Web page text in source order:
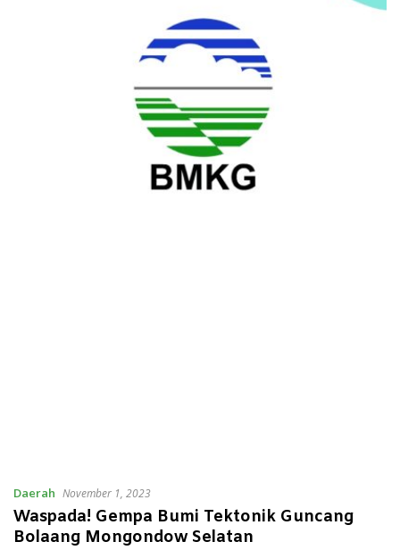
Daerah November 1, 2023
Waspada! Gempa Bumi Tektonik Guncang
Bolaang Mongondow Selatan